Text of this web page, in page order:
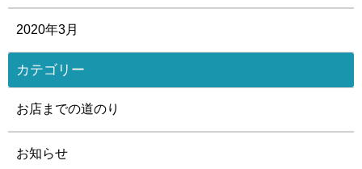
2020年3月
カテゴリー
お店までの道のり
お知らせ